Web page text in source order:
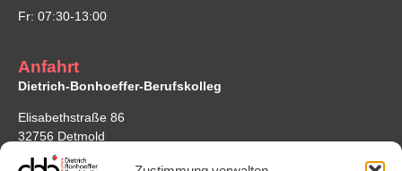
Fr: 07:30-13:00
Anfahrt
Dietrich-Bonhoeffer-Berufskolleg
Elisabethstraße 86
32756 Detmold
Google Maps